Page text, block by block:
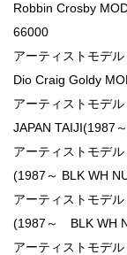
Robbin Crosby
66000
アーティストモデ
Dio Craig Goldy
アーティストモデ
JAPAN TAIJI(1987
アーティストモデ
(1987～ BLK WH
アーティストモデ
(1987～ BLK WH
アーティストモデ